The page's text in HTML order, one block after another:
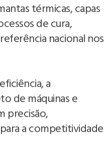
térmicas, capas
de cura,
nacional nos
a
de máquinas e
precisão,
a competitividade